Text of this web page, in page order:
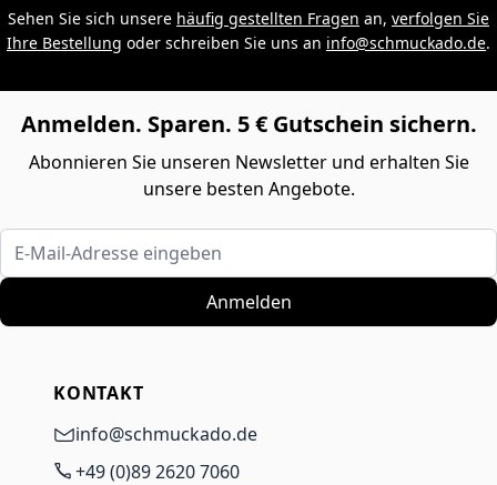
Sehen Sie sich unsere häufig gestellten Fragen an, verfolgen Sie
Ihre Bestellung oder schreiben Sie uns an info@schmuckado.de.
Anmelden. Sparen. 5 € Gutschein sichern.
Abonnieren Sie unseren Newsletter und erhalten Sie
unsere besten Angebote.
E-Mail-Adresse eingeben
Anmelden
KONTAKT
info@schmuckado.de
+49 (0)89 2620 7060